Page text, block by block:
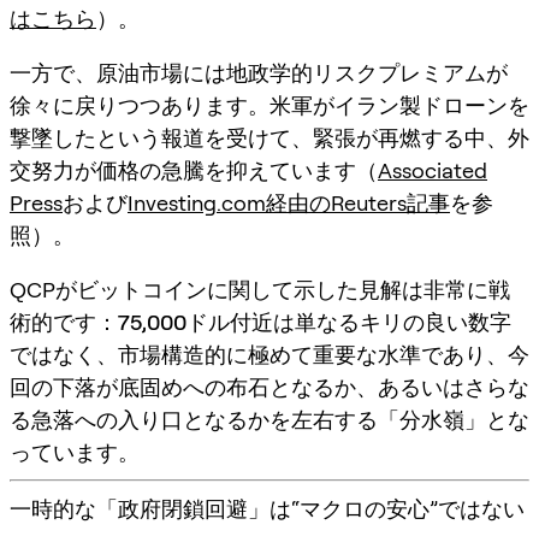
はこちら ）。
一方で、原油市場には地政学的リスクプレミアムが
徐々に戻りつつあります。米軍がイラン製ドローンを
撃墜したという報道を受けて、緊張が再燃する中、外
交努力が価格の急騰を抑えています（Associated
PressおよびInvesting.com経由のReuters記事を参
照）。
QCPがビットコインに関して示した見解は非常に戦
術的です： 75,000ドル付近は単なるキリの良い数字
ではなく、市場構造的に極めて重要な水準であり、今
回の下落が底固めへの布石となるか、あるいはさらな
る急落への入り口となるかを左右する「分水嶺」とな
っています。
一時的な「政府閉鎖回避」は“マクロの安心”ではない